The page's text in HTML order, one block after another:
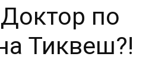
по
Тиквеш?!